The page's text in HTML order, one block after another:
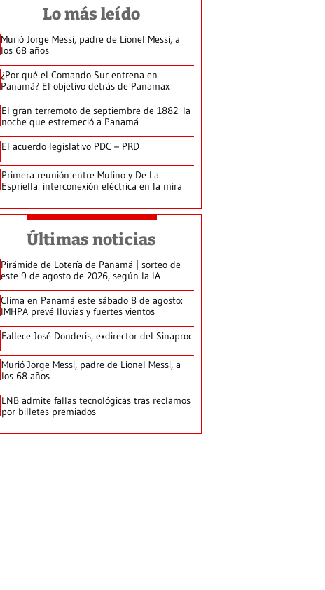
Lo más leído
Murió Jorge Messi, padre de Lionel Messi, a
los 68 años
¿Por qué el Comando Sur entrena en
Panamá? El objetivo detrás de Panamax
El gran terremoto de septiembre de 1882: la
noche que estremeció a Panamá
El acuerdo legislativo PDC – PRD
Primera reunión entre Mulino y De La
Espriella: interconexión eléctrica en la mira
Últimas noticias
Pirámide de Lotería de Panamá | sorteo de
este 9 de agosto de 2026, según la IA
Clima en Panamá este sábado 8 de agosto:
IMHPA prevé lluvias y fuertes vientos
Fallece José Donderis, exdirector del Sinaproc
Murió Jorge Messi, padre de Lionel Messi, a
los 68 años
LNB admite fallas tecnológicas tras reclamos
por billetes premiados